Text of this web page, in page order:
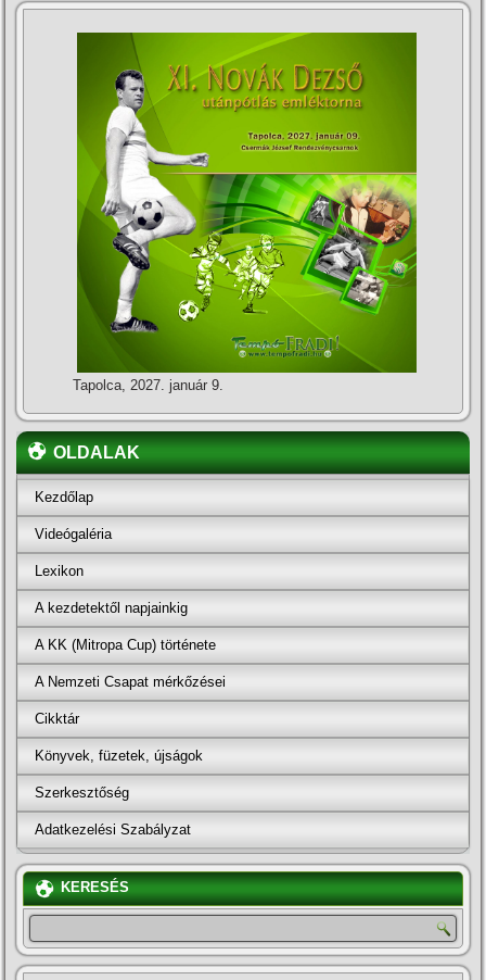
Tapolca, 2027. január 9.
OLDALAK
Kezdőlap
Videógaléria
Lexikon
A kezdetektől napjainkig
A KK (Mitropa Cup) története
A Nemzeti Csapat mérkőzései
Cikktár
Könyvek, füzetek, újságok
Szerkesztőség
Adatkezelési Szabályzat
KERESÉS